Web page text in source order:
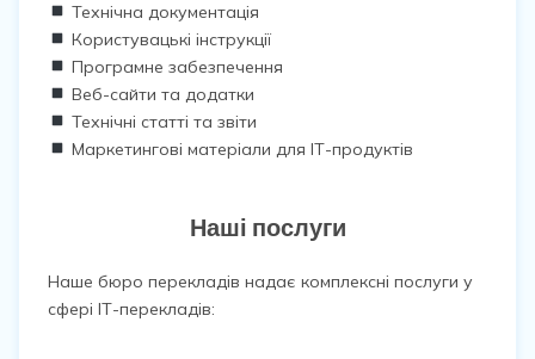
Технічна документація
Користувацькі інструкції
Програмне забезпечення
Веб-сайти та додатки
Технічні статті та звіти
Маркетингові матеріали для ІТ-продуктів
Наші послуги
Наше бюро перекладів надає комплексні послуги у
сфері ІТ-перекладів: